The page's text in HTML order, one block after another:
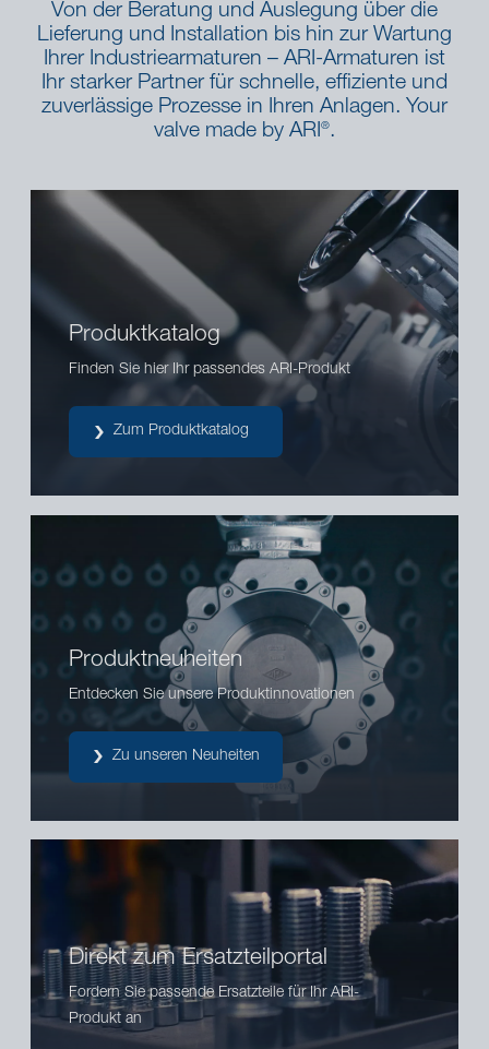
Von der Beratung und Auslegung über die
Lieferung und Installation bis hin zur Wartung
Ihrer Industriearmaturen – ARI-Armaturen ist
Ihr starker Partner für schnelle, effiziente und
zuverlässige Prozesse in Ihren Anlagen. Your
valve made by ARI® .
Produktkatalog
Finden Sie hier Ihr passendes ARI-Produkt
Zum Produktkatalog
Produktneuheiten
Entdecken Sie unsere Produktinnovationen
Zu unseren Neuheiten
Direkt zum Ersatzteilportal
Fordern Sie passende Ersatzteile für Ihr ARI-
Produkt an